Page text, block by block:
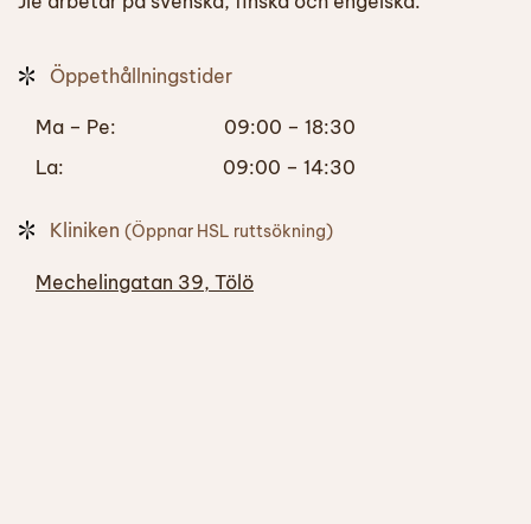
Öppethållningstider
Ma – Pe:
09:00 – 18:30
La:
09:00 – 14:30
Kliniken(Öppnar HSL ruttsökning)
Mechelingatan 39, Tölö